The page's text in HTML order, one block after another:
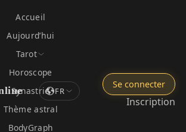
Accueil
Aujourd’hui
Tarot
Horoscope
Synastrie
Thème astral
BodyGraph
FR
Se connecter
Inscription